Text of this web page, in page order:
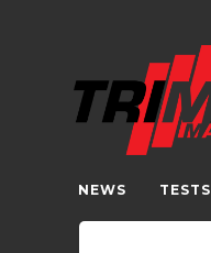
NEWS TESTS